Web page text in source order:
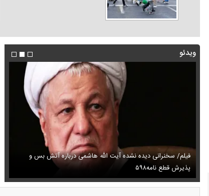
ویدئو
فیلم/ سخنرانی دیده نشده آیت الله هاشمی درباره آتش بس و
پذیرش قطع نامه۵۹۸
عکس دیده‌نشده ظل‌السلطنه نوه ناصرالدین شاه در لباس دامادی